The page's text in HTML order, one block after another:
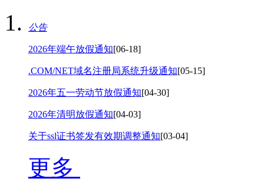
公告
2026年端午放假通知[06-18]
.COM/NET域名注册局系统升级通知[05-15]
2026年五一劳动节放假通知[04-30]
2026年清明放假通知[04-03]
关于ssl证书签发有效期调整通知[03-04]
更多